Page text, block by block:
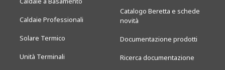
Caldaie Professionali
Solare Termico
Unità Terminali
Catalogo Beretta e schede
novità
Documentazione prodotti
Ricerca documentazione